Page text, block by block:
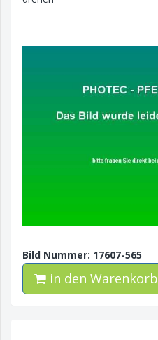
Bild Nummer: 17607-565
in den Warenkorb